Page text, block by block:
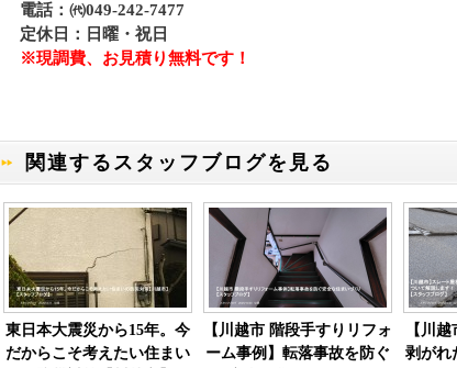
電話：㈹049-242-7477
定休日：日曜・祝日
※現調費、お見積り無料です！
関連するスタッフブログを見る
東日本大震災から15年。今
だからこそ考えたい住まい
【川越市 階段手すりリフォ
ーム事例】転落事故を防ぐ
【川
剥がれ